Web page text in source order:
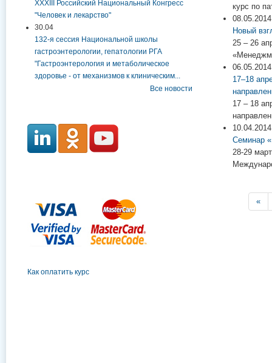
XXXIII Российский Национальный Конгресс
"Человек и лекарство"
30.04
132-я сессия Национальной школы
гастроэнтерологии, гепатологии РГА
"Гастроэнтерология и метаболическое
здоровье - от механизмов к клиническим...
Все новости
Как оплатить курс
курс по
08.05.2014
Новый
25 – 26
06.05.2014
17–18
17 – 18
10.04.2014
Семинар
28-29
«